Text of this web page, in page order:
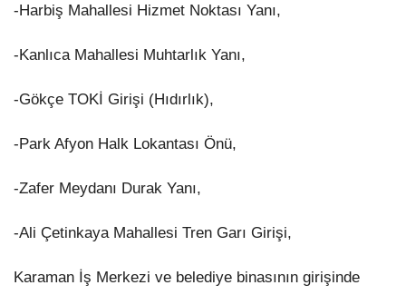
-Harbiş Mahallesi Hizmet Noktası Yanı,
-Kanlıca Mahallesi Muhtarlık Yanı,
-Gökçe TOKİ Girişi (Hıdırlık),
-Park Afyon Halk Lokantası Önü,
-Zafer Meydanı Durak Yanı,
-Ali Çetinkaya Mahallesi Tren Garı Girişi,
Karaman İş Merkezi ve belediye binasının girişinde